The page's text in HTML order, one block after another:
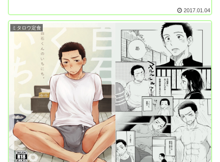
2017.01.04
ミタロウ定食